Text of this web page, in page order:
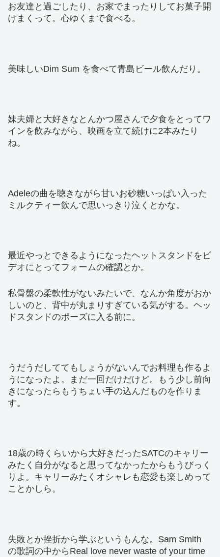
お友達と過ごしたり、お家でまったりしてお菓子開
けまくって。心ゆくまで食べる。
美味しいDim Sum を食べて青島ビール飲んだり。
妹夫婦と大好きなとんかつ屋さんで夕食をとってワ
インを飲みながら、映画を立て続けに2本みたり
ね。
Adeleの曲を聴きながら甘いお砂糖いっぱい入った
ミルクティー飲んで思いっきり泣くとかな。
最近やっとできるようになったヘットスタンドをビ
デオにとってフォームの確認とか。
私骨盤の柔軟性がないみたいで、なんか角度がおか
しいのと、背中が丸まりすぎている気がする。ヘッ
ドスタンドのポーズに入る前に。
うだうだしててもしょうがないんでお料理も作るよ
うになったよ。まだ一回だけだけど。もう少し前向
きになったらもうちょい手の込んだものを作りま
す。
18歳の時くらいから大好きだったSATCのキャリー
みたく自分がなると思ってなかったからもうびっく
りよ。キャリーみたくオシャレも恋愛も楽しめって
ことかしら。
失敗とか挫折から学ぶというもんな。Sam Smith
の歌詞の中からReal love never waste of your time